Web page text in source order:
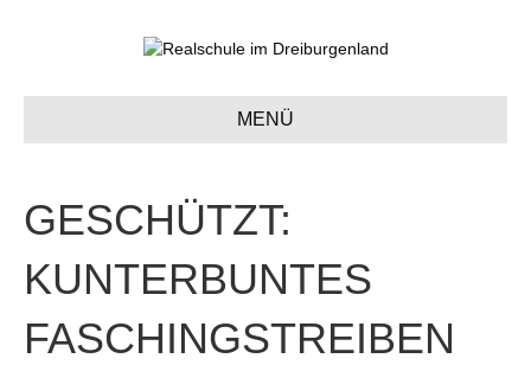
MENÜ
GESCHÜTZT:
KUNTERBUNTES
FASCHINGSTREIBEN